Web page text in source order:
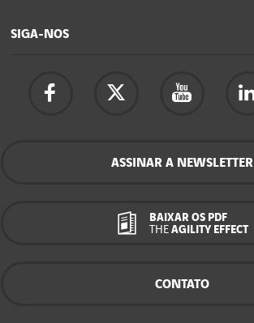
SIGA-NOS
ASSINAR A NEWSLETTER
BAIXAR OS PDF
THE AGILITY EFFECT
CONTATO